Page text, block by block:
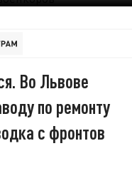
Во Львове
по ремонту
с фронтов